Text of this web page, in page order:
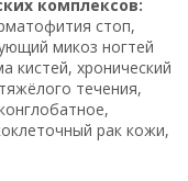
комплексов:
стоп,
микоз ногтей
кистей, хронический
течения,
рак кожи,